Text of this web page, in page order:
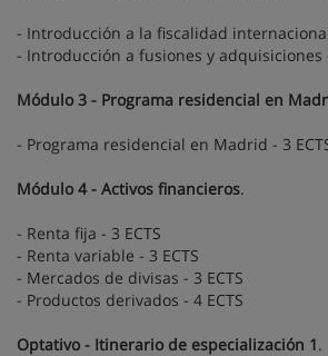
- Introducción a la fiscalidad internacional
- Introducción a fusiones y adquisiciones
Módulo 3 - Programa residencial en
- Programa residencial en Madrid - 3
Módulo 4 - Activos financieros.
- Renta fija - 3 ECTS
- Renta variable - 3 ECTS
- Mercados de divisas - 3 ECTS
- Productos derivados - 4 ECTS
Optativo - Itinerario de especialización 1.